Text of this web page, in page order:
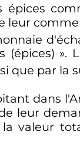
épices
leur
(épices) ».
que par la
dans
leur
la valeur